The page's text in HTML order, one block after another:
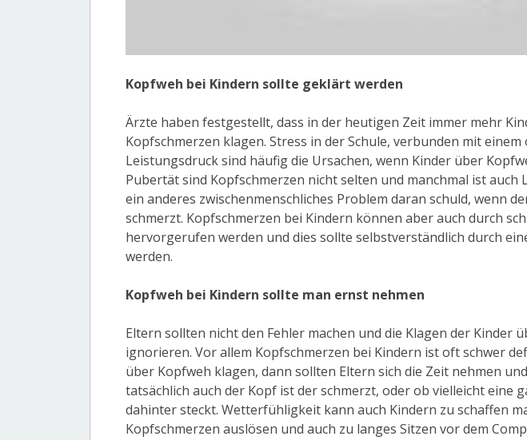
Kopfweh bei Kindern sollte geklärt werden
Ärzte haben festgestellt, dass in der heutigen Zeit immer mehr
Kopfschmerzen klagen. Stress in der Schule, verbunden mit
Leistungsdruck sind häufig die Ursachen, wenn Kinder über
Pubertät sind Kopfschmerzen nicht selten und manchmal ist auch
ein anderes zwischenmenschliches Problem daran schuld, wenn
schmerzt. Kopfschmerzen bei Kindern können aber auch durch
hervorgerufen werden und dies sollte selbstverständlich durch
werden.
Kopfweh bei Kindern sollte man ernst nehmen
Eltern sollten nicht den Fehler machen und die Klagen der Kinder
ignorieren. Vor allem Kopfschmerzen bei Kindern ist oft schwer
über Kopfweh klagen, dann sollten Eltern sich die Zeit nehmen
tatsächlich auch der Kopf ist der schmerzt, oder ob vielleicht eine
dahinter steckt. Wetterfühligkeit kann auch Kindern zu schaffen
Kopfschmerzen auslösen und auch zu langes Sitzen vor dem